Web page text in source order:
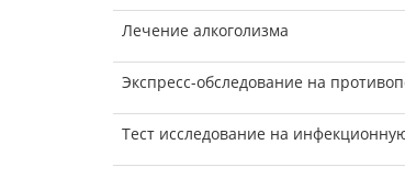
Лечение алкоголизма
Экспресс-обследование на
Тест исследование на